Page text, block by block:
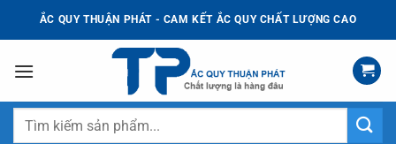
dung
ẮC QUY THUẬN PHÁT - CAM KẾT ẮC QUY CHẤT LƯỢNG CAO
Tìm